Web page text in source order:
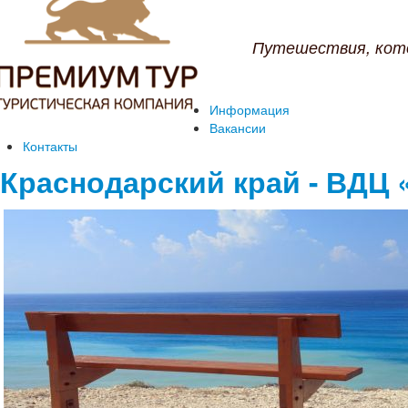
Путешествия,
Информация
Вакансии
Контакты
Краснодарский край - ВДЦ